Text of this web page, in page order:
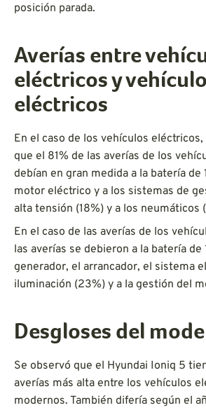
posición parada.
Averías entre
eléctricos y
eléctricos
En el caso de los vehículos eléctricos,
que el 81% de las averías de los
debían en gran medida a la batería de
motor eléctrico y a los sistemas de
alta tensión (18%) y a los neumáticos
En el caso de las averías de los
las averías se debieron a la batería de
generador, el arrancador, el sistema
iluminación (23%) y a la gestión del
Desgloses del
Se observó que el Hyundai Ioniq 5
averías más alta entre los vehículos
modernos. También difería según el